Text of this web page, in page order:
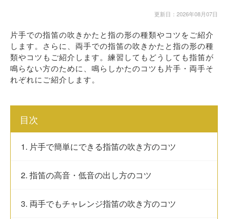
更新日：2026年08月07日
片手での指笛の吹きかたと指の形の種類やコツをご紹介
します。さらに、両手での指笛の吹きかたと指の形の種
類やコツもご紹介します。練習してもどうしても指笛が
鳴らない方のために、鳴らしかたのコツも片手・両手そ
れぞれにご紹介します。
目次
1. 片手で簡単にできる指笛の吹き方のコツ
2. 指笛の高音・低音の出し方のコツ
3. 両手でもチャレンジ指笛の吹き方のコツ